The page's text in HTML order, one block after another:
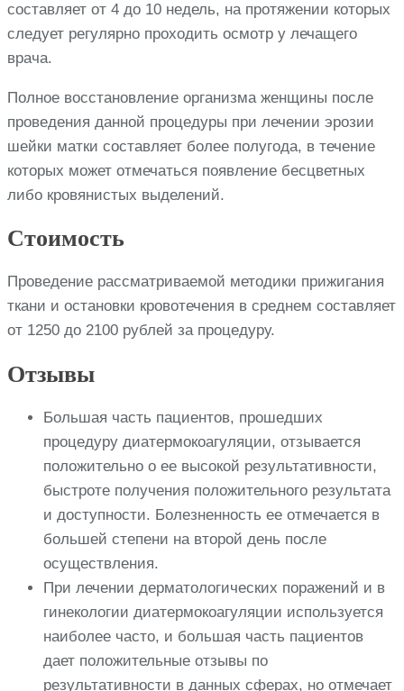
составляет от 4 до 10 недель, на протяжении которых
следует регулярно проходить осмотр у лечащего
врача.
Полное восстановление организма женщины после
проведения данной процедуры при лечении эрозии
шейки матки составляет более полугода, в течение
которых может отмечаться появление бесцветных
либо кровянистых выделений.
Стоимость
Проведение рассматриваемой методики прижигания
ткани и остановки кровотечения в среднем составляет
от 1250 до 2100 рублей за процедуру.
Отзывы
Большая часть пациентов, прошедших
процедуру диатермокоагуляции, отзывается
положительно о ее высокой результативности,
быстроте получения положительного результата
и доступности. Болезненность ее отмечается в
большей степени на второй день после
осуществления.
При лечении дерматологических поражений и в
гинекологии диатермокоагуляции используется
наиболее часто, и большая часть пациентов
дает положительные отзывы по
результативности в данных сферах, но отмечает